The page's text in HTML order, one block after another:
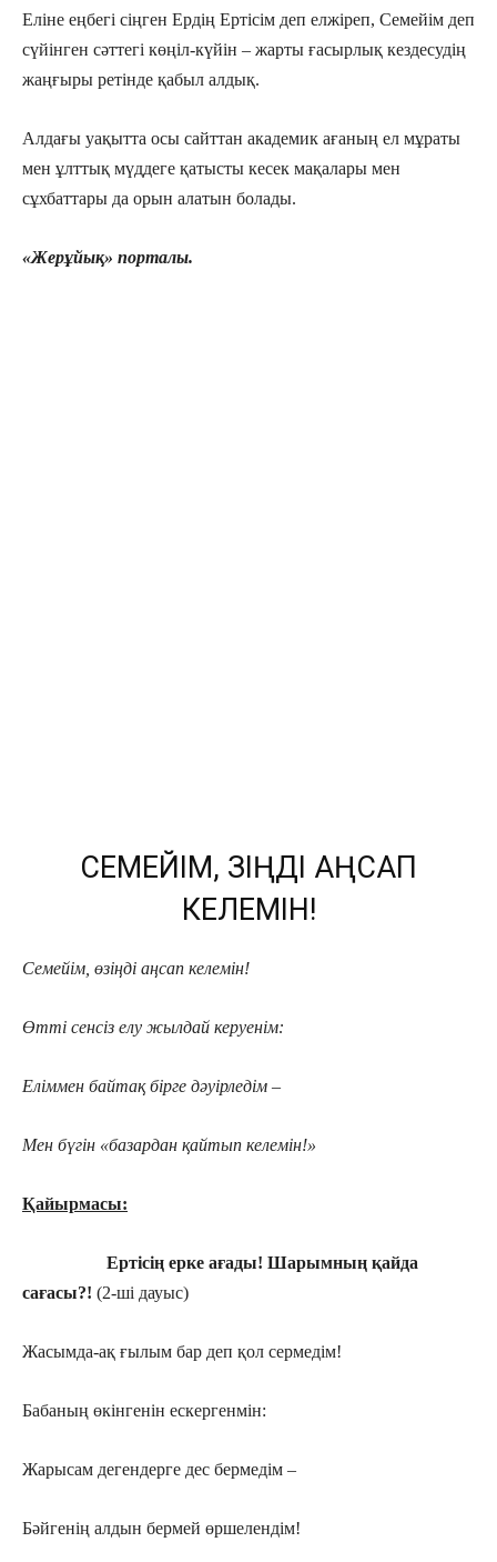
Еліне еңбегі сіңген Ердің Ертісім деп елжіреп, Семейім деп
сүйінген сәттегі көңіл-күйін – жарты ғасырлық кездесудің
жаңғыры ретінде қабыл алдық.
Алдағы уақытта осы сайттан академик ағаның ел мұраты
мен ұлттық мүддеге қатысты кесек мақалары мен
сұхбаттары да орын алатын болады.
«Жерұйық» порталы.
СЕМЕЙІМ, ӨЗІҢДІ АҢСАП
КЕЛЕМІН!
Семейім, өзіңді аңсап келемін!
Өтті сенсіз елу жылдай керуенім:
Еліммен байтақ бірге дәуірледім –
Мен бүгін «базардан қайтып келемін!»
Қайырмасы:
Ертісің ерке ағады! Шарымның қайда
сағасы?! (2-ші дауыс)
Жасымда-ақ ғылым бар деп қол сермедім!
Бабаның өкінгенін ескергенмін:
Жарысам дегендерге дес бермедім –
Бәйгенің алдын бермей өршелендім!